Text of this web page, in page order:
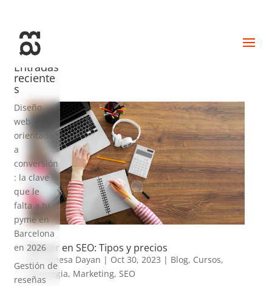
Master en SEO: Tipos y precios
Vanesa Dayan | Oct 30, 2023 | Blog, Cursos,
Estratègia, Marketing, SEO
Entradas
reciente
s
Diseño
web
orientado
a
conversión
: la clave
que le
falta a tu
pyme en
Barcelona
en 2026
Gestión de
reseñas